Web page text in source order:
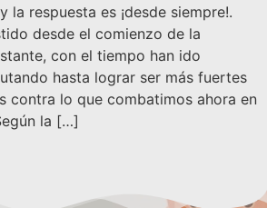
la respuesta es ¡desde siempre!.
desde el comienzo de la
con el tiempo han ido
hasta lograr ser más fuertes
contra lo que combatimos ahora en
la […]